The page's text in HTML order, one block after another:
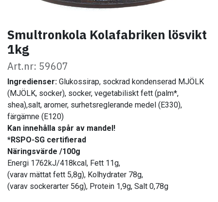
Smultronkola Kolafabriken lösvikt
1kg
Art.nr: 59607
Ingredienser: Glukossirap, sockrad kondenserad MJÖLK
(MJÖLK, socker), socker, vegetabiliskt fett (palm*,
shea),salt, aromer, surhetsreglerande medel (E330),
färgämne (E120)
Kan innehålla spår av mandel!
*RSPO-SG certifierad
Näringsvärde /100g
Energi 1762kJ/418kcal, Fett 11g,
(varav mättat fett 5,8g), Kolhydrater 78g,
(varav sockerarter 56g), Protein 1,9g, Salt 0,78g